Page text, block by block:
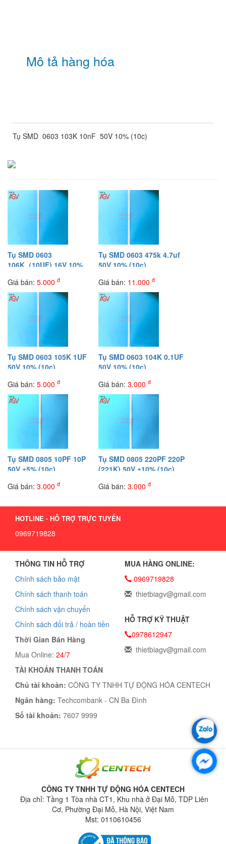
Mô tả hàng hóa
Tụ SMD 0603 103K 10nF 50V 10% (10c)
Tụ SMD 0603
106K（10UF) 16V 10%
Giá bán: 5.000 đ
Tụ SMD 0603 475k 4.7uf
50V 10% (10c)
Giá bán: 11.000 đ
Tụ SMD 0603 105K 1UF
50V 10% (10c)
Giá bán: 5.000 đ
Tụ SMD 0603 104K 0.1UF
50V 10% (10c)
Giá bán: 3.000 đ
Tụ SMD 0805 10PF 10P
50V ±5% (10c)
Giá bán: 3.000 đ
Tụ SMD 0805 220PF 220P
(221K) 50V ±10% (10c)
Giá bán: 3.000 đ
HOTLINE - HỖ TRỢ TRỰC TUYẾN
0969719828
THÔNG TIN HỖ TRỢ
Chính sách bảo mật
Chính sách thanh toán
Chính sách vận chuyển
Chính sách đổi trả / hoàn tiền
Thời Gian Bán Hàng
Mua Online: 24/7
MUA HÀNG ONLINE:
0969719828
thietbiagv@gmail.com
HỖ TRỢ KỸ THUẬT
0978612947
thietbiagv@gmail.com
TÀI KHOẢN THANH TOÁN
Chủ tài khoản: CÔNG TY TNHH TỰ ĐỘNG HÓA CENTECH
Ngân hàng: Techcombank - CN Ba Đình
Số tài khoản: 7607 9999
CÔNG TY TNHH TỰ ĐỘNG HÓA CENTECH
Địa chỉ: Tầng 1 Tòa nhà CT1, Khu nhà ở Đại Mỗ, TDP Liên
Cơ, Phường Đại Mỗ, Hà Nội, Việt Nam
Mst: 0110610456